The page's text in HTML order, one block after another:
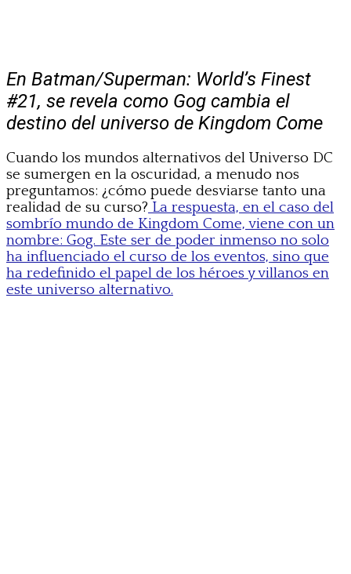
En Batman/Superman: World’s Finest
#21, se revela como Gog cambia el
destino del universo de Kingdom Come
Cuando los mundos alternativos del Universo DC
se sumergen en la oscuridad, a menudo nos
preguntamos: ¿cómo puede desviarse tanto una
realidad de su curso? La respuesta, en el caso del
sombrío mundo de Kingdom Come, viene con un
nombre: Gog. Este ser de poder inmenso no solo
ha influenciado el curso de los eventos, sino que
ha redefinido el papel de los héroes y villanos en
este universo alternativo.